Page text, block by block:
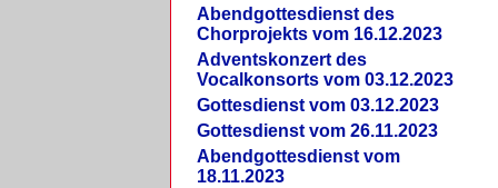
Abendgottesdienst des
Chorprojekts vom 16.12.2023
Adventskonzert des
Vocalkonsorts vom 03.12.2023
Gottesdienst vom 03.12.2023
Gottesdienst vom 26.11.2023
Abendgottesdienst vom
18.11.2023